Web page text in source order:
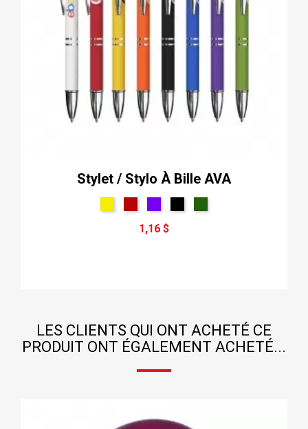
Stylet / Stylo À Bille AVA
1,16 $
LES CLIENTS QUI ONT ACHETÉ CE
PRODUIT ONT ÉGALEMENT ACHETÉ...